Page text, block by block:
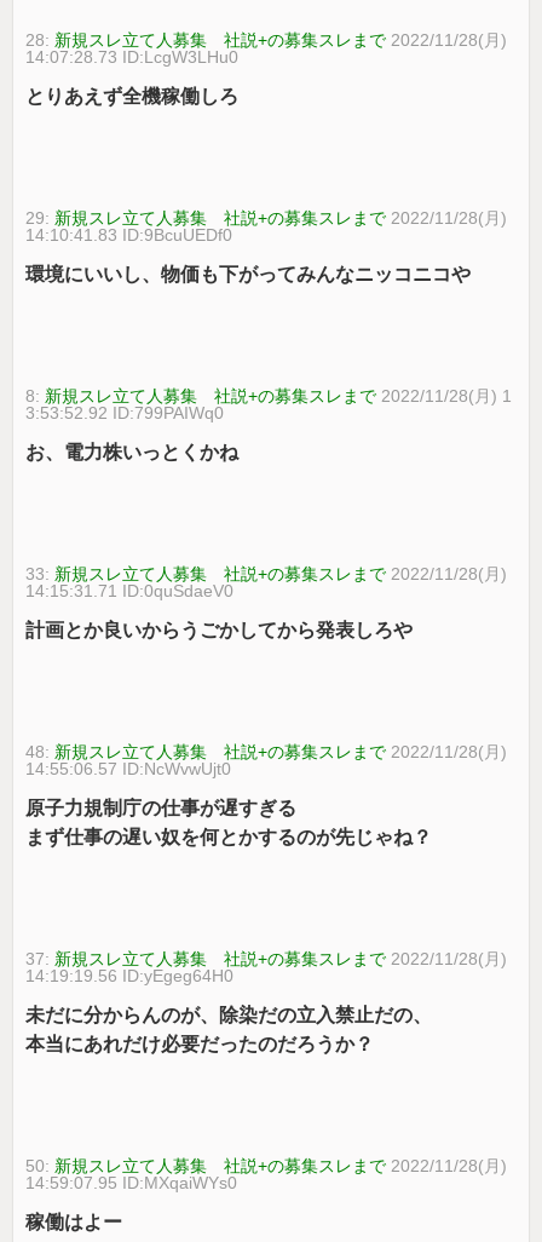
28: 新規スレ立て人募集 社説+の募集スレまで 2022/11/28(月)
14:07:28.73 ID:LcgW3LHu0
とりあえず全機稼働しろ
29: 新規スレ立て人募集 社説+の募集スレまで 2022/11/28(月)
14:10:41.83 ID:9BcuUEDf0
環境にいいし、物価も下がってみんなニッコニコや
8: 新規スレ立て人募集 社説+の募集スレまで 2022/11/28(月) 1
3:53:52.92 ID:799PAIWq0
お、電力株いっとくかね
33: 新規スレ立て人募集 社説+の募集スレまで 2022/11/28(月)
14:15:31.71 ID:0quSdaeV0
計画とか良いからうごかしてから発表しろや
48: 新規スレ立て人募集 社説+の募集スレまで 2022/11/28(月)
14:55:06.57 ID:NcWvwUjt0
原子力規制庁の仕事が遅すぎる
まず仕事の遅い奴を何とかするのが先じゃね？
37: 新規スレ立て人募集 社説+の募集スレまで 2022/11/28(月)
14:19:19.56 ID:yEgeg64H0
未だに分からんのが、除染だの立入禁止だの、
本当にあれだけ必要だったのだろうか？
50: 新規スレ立て人募集 社説+の募集スレまで 2022/11/28(月)
14:59:07.95 ID:MXqaiWYs0
稼働はよー